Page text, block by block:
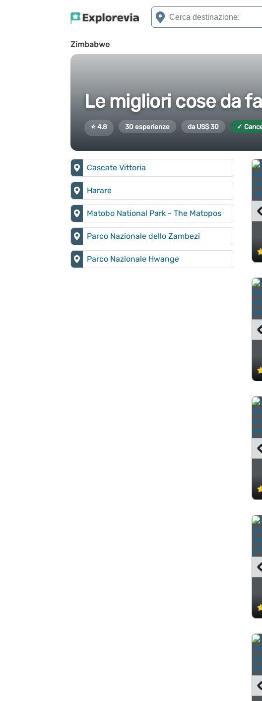
Zimbabwe
Le migliori cose da
⭐ 4.8 30 esperienze da US$ 30 ✓
‹
‹
‹
‹
‹
Cascate Vittoria
Harare
Matobo National Park - The Matopos
Parco Nazionale dello Zambezi
Parco Nazionale Hwange